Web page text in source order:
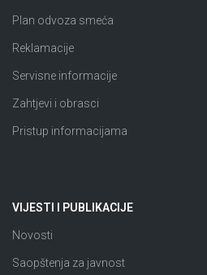
Plan odvoza smeća
Reklamacije
Servisne informacije
Zahtjevi i obrasci
Pristup informacijama
VIJESTI I PUBLIKACIJE
Novosti
Saopštenja za javnost